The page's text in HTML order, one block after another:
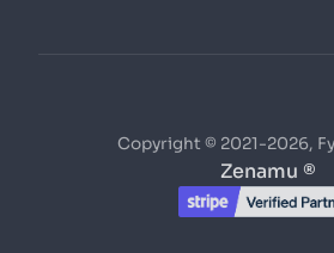
Copyright © 2021-2026,
Zenamu ®